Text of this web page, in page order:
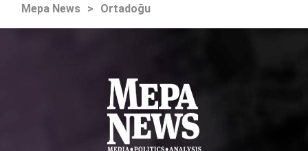
Mepa News > Ortadoğu